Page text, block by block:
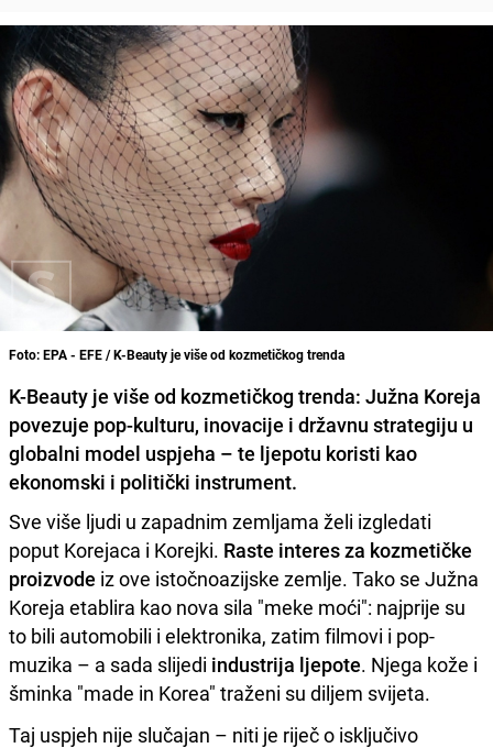
Foto: EPA - EFE / K-Beauty je više od kozmetičkog trenda
K-Beauty je više od kozmetičkog trenda: Južna Koreja
povezuje pop-kulturu, inovacije i državnu strategiju u
globalni model uspjeha – te ljepotu koristi kao
ekonomski i politički instrument.
Sve više ljudi u zapadnim zemljama želi izgledati
poput Korejaca i Korejki. Raste interes za kozmetičke
proizvode iz ove istočnoazijske zemlje. Tako se Južna
Koreja etablira kao nova sila "meke moći": najprije su
to bili automobili i elektronika, zatim filmovi i pop-
muzika – a sada slijedi industrija ljepote. Njega kože i
šminka "made in Korea" traženi su diljem svijeta.
Taj uspjeh nije slučajan – niti je riječ o isključivo